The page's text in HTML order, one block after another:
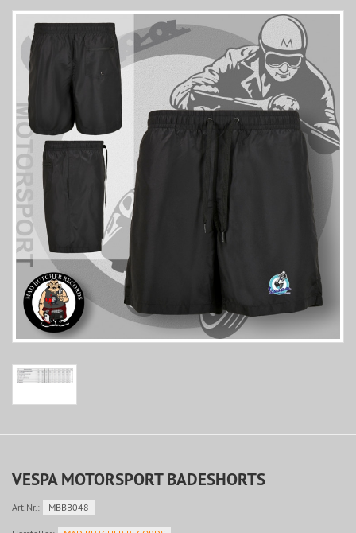
VESPA MOTORSPORT BADESHORTS
Art.Nr.: MBBB048